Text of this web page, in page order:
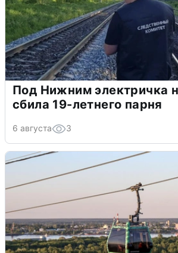
Под Нижним электричка
сбила 19-летнего парня
6 августа 3